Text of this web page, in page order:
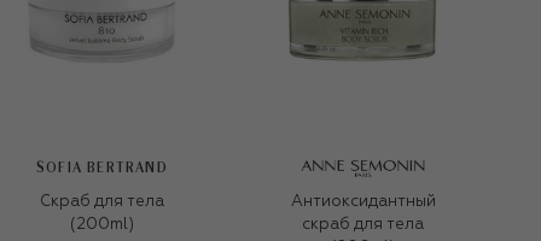
SOFIA BERTRAND
Скраб для тела
(200ml)
Антиоксидантный
скраб для тела